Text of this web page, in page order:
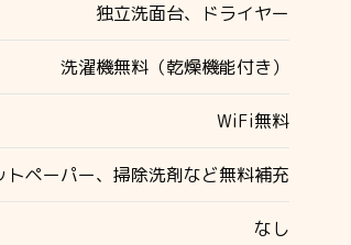
独立洗面台、ドライヤー
洗濯機無料（乾燥機能付き）
WiFi無料
ペーパー、掃除洗剤など無料補充
なし